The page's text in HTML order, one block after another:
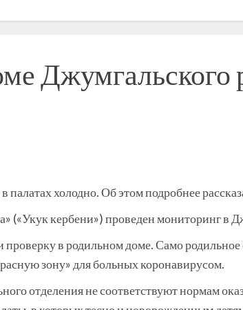
Джумгальского
палатах холодно. Об этом подробнее
(«Укук кербени») проведен мониторинг в
в родильном доме. Само родильное
зону» для больных коронавирусом.
отделения не соответствуют нормам